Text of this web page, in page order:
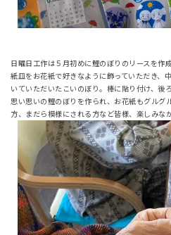
日曜日工作は５月初めに鯉のぼりのリースを作
紙皿をお花紙で好きなように飾っていただき、
いていただいたこいのぼり。棒に貼り付け、後
思い思いの鯉のぼりを作られ、お花紙もグルグ
方、まだら模様にされる方など皆様、楽しみな